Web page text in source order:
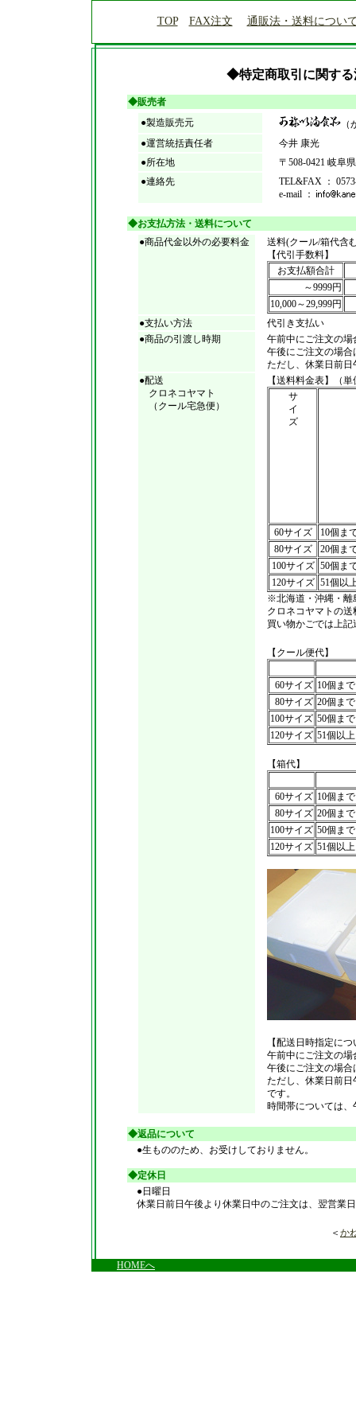
TOP FAX注文 通販法・送料につい
◆特定商取引に関す
◆販売者
●製造販売元
●運営統括責任者
今井 康光
●所在地
〒508-0421 岐阜
●連絡先
TEL&FAX ：
e-mail ：
◆お支払方法・送料について
●商品代金以外の必要料金
送料(クール/箱代含
【代引手数料】
お支払額合計
～9999円
10,000～29,999円
●支払い方法
代引き支払い
●商品の引渡し時期
午前中にご注文の場
午後にご注文の場合
ただし、休業日前
●配送
クロネコヤマト
（クール宅急便）
【送料料金表】（
サ
イ
ズ
60サイズ
10個ま
80サイズ
20個ま
100サイズ 50個ま
120サイズ 51個以
※北海道・沖縄・離
クロネコヤマトの
買い物かごでは上
【クール便代】
60サイズ 10個まで
80サイズ 20個まで
100サイズ 50個まで
120サイズ 51個以上
【箱代】
60サイズ 10個まで
80サイズ 20個まで
100サイズ 50個まで
120サイズ 51個以上
【配送日時指定に
午前中にご注文の
午後にご注文の場
ただし、休業日前
です。
時間帯については、
◆返品について
●生もののため、お受けしておりません。
◆定休日
●日曜日
休業日前日午後より休業日中のご注文は、翌営業
＜ か
HOMEへ